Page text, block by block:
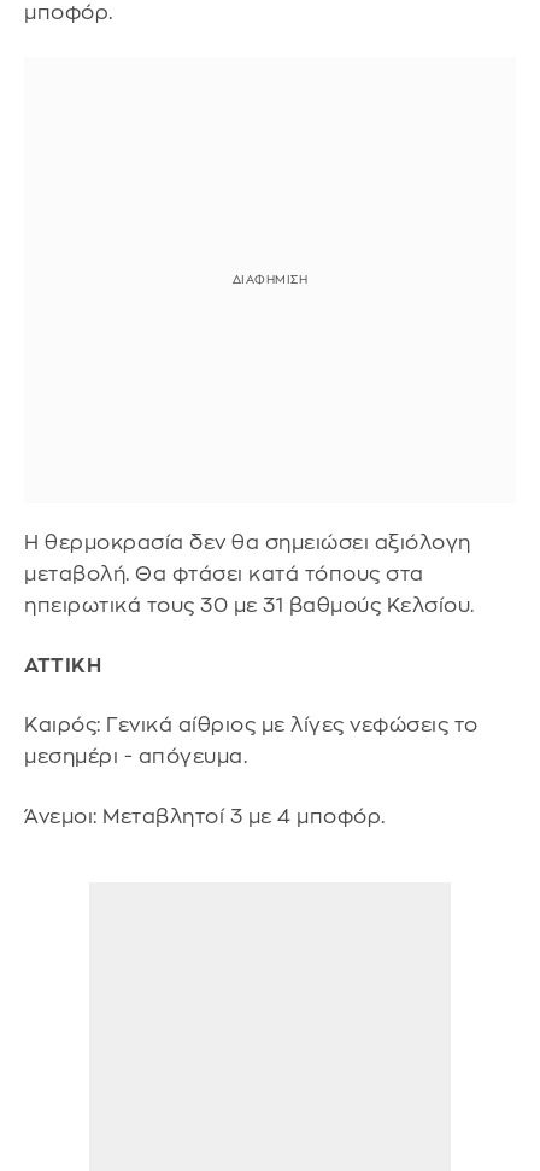
μποφόρ.
Η θερμοκρασία δεν θα σημειώσει αξιόλογη
μεταβολή. Θα φτάσει κατά τόπους στα
ηπειρωτικά τους 30 με 31 βαθμούς Κελσίου.
ΑΤΤΙΚΗ
Καιρός: Γενικά αίθριος με λίγες νεφώσεις το
μεσημέρι - απόγευμα.
Άνεμοι: Μεταβλητοί 3 με 4 μποφόρ.